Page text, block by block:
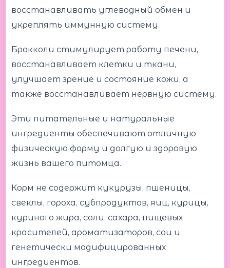
восстанавливать углеводный обмен и
укреплять иммунную систему.
Брокколи стимулирует работу печени,
восстанавливает клетки и ткани,
улучшает зрение и состояние кожи, а
также восстанавливает нервную систему.
Эти питательные и натуральные
ингредиенты обеспечивают отличную
физическую форму и долгую и здоровую
жизнь вашего питомца.
Корм не содержит кукурузы, пшеницы,
свеклы, гороха, субпродуктов, яиц, курицы,
куриного жира, соли, сахара, пищевых
красителей, ароматизаторов, сои и
генетически модифицированных
ингредиентов.